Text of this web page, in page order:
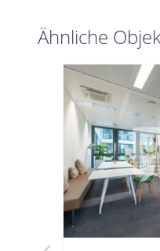
Ähnliche